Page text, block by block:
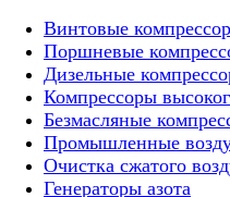
Винтовые
Поршневые
Дизельные
Компрессоры
Безмасляные
Промышленные
Очистка сжатого
Генераторы азота